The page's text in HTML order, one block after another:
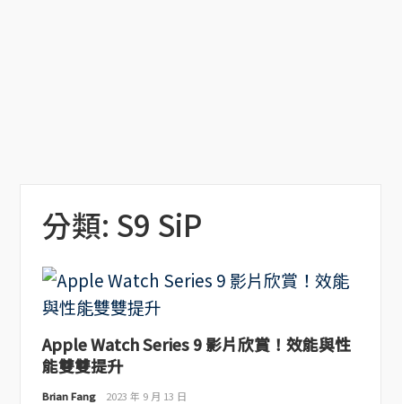
分類: S9 SiP
Apple Watch Series 9 影片欣賞！效能與性
能雙雙提升
Brian Fang 2023 年 9 月 13 日